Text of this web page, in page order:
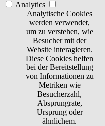
Analytics
Analytische Cookies
werden verwendet,
um zu verstehen, wie
Besucher mit der
Website interagieren.
Diese Cookies helfen
bei der Bereitstellung
von Informationen zu
Metriken wie
Besucherzahl,
Absprungrate,
Ursprung oder
ähnlichem.